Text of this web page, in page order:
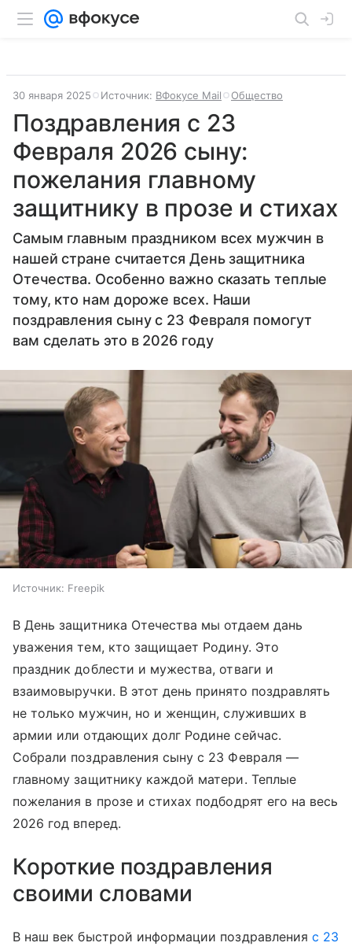
30 января 2025 Источник: ВФокусе Mail Общество
Поздравления с 23
Февраля 2026 сыну:
пожелания главному
защитнику в прозе и стихах
Самым главным праздником всех мужчин в
нашей стране считается День защитника
Отечества. Особенно важно сказать теплые
тому, кто нам дороже всех. Наши
поздравления сыну с 23 Февраля помогут
вам сделать это в 2026 году
Источник: Freepik
В День защитника Отечества мы отдаем дань
уважения тем, кто защищает Родину. Это
праздник доблести и мужества, отваги и
взаимовыручки. В этот день принято поздравлять
не только мужчин, но и женщин, служивших в
армии или отдающих долг Родине сейчас.
Собрали поздравления сыну с 23 Февраля —
главному защитнику каждой матери. Теплые
пожелания в прозе и стихах подбодрят его на весь
2026 год вперед.
Короткие поздравления
своими словами
В наш век быстрой информации поздравленияс 23